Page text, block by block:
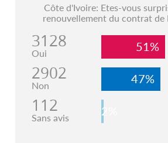
Côte d'Ivoire: Etes-vous
renouvellement du contrat de
3128
Oui 51%
2902
Non 47%
112
Sans avis 2%